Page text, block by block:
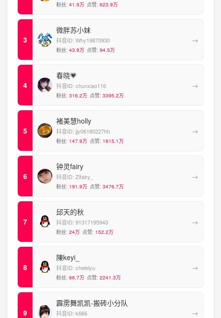
粉丝: 41.9万 点赞: 623.9万
微胖苏小妹
抖音ID: Why19870930
粉丝: 43.9万 点赞: 94.5万
→
春晓💗
抖音ID: chunxiao116
粉丝: 316.2万 点赞: 3395.2万
→
褚美慧holly
抖音ID: jjy06180227hh
粉丝: 147.9万 点赞: 1815.1万
→
钟灵fairy
抖音ID: Zlfairy_
粉丝: 191.9万 点赞: 3476.7万
→
邱天的秋
抖音ID: 91317195943
粉丝: 24万 点赞: 152.2万
→
陳keyi_
抖音ID: chelelyu
粉丝: 66.7万 点赞: 2241.3万
→
霹雳舞凯凯-搬砖小分队
抖音ID: k666 →